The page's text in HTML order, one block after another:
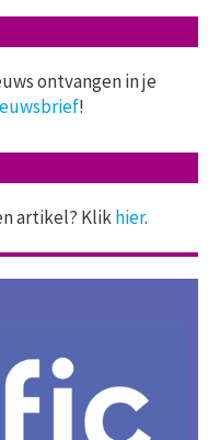
ontvangen in je
!
artikel? Klikhier.